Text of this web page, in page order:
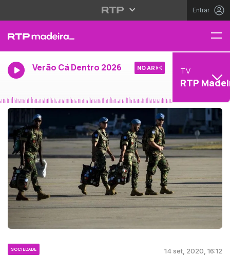
Entrar
Verão Cá Dentro 2026 NO AR TV
RTP
SOCIEDADE 14 set, 2020, 16:12